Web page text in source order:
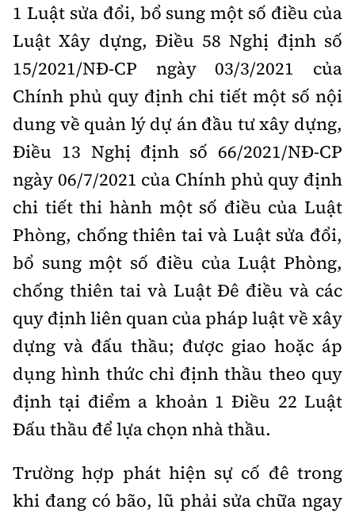
1 Luật sửa đổi, bổ sung một số điều của
Luật Xây dựng, Điều 58 Nghị định số
15/2021/NĐ-CP ngày 03/3/2021 của
Chính phủ quy định chi tiết một số nội
dung về quản lý dự án đầu tư xây dựng,
Điều 13 Nghị định số 66/2021/NĐ-CP
ngày 06/7/2021 của Chính phủ quy định
chi tiết thi hành một số điều của Luật
Phòng, chống thiên tai và Luật sửa đổi,
bổ sung một số điều của Luật Phòng,
chống thiên tai và Luật Đê điều và các
quy định liên quan của pháp luật về xây
dựng và đấu thầu; được giao hoặc áp
dụng hình thức chỉ định thầu theo quy
định tại điểm a khoản 1 Điều 22 Luật
Đấu thầu để lựa chọn nhà thầu.
Trường hợp phát hiện sự cố đê trong
khi đang có bão, lũ phải sửa chữa ngay